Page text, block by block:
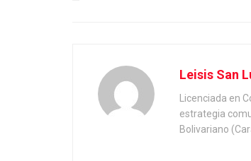
Leisis San
Licenciada en
estrategia
Bolivariano